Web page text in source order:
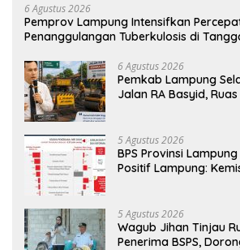
6 Agustus 2026
Pemprov Lampung Intensifkan
Penanggulangan Tuberkulosis di
6 Agustus 2026
Pemkab Lampung
Jalan RA Basyid,
5 Agustus 2026
BPS Provinsi
Positif Lampung:
5 Agustus 2026
Wagub Jihan Tinjau
Penerima BSPS,